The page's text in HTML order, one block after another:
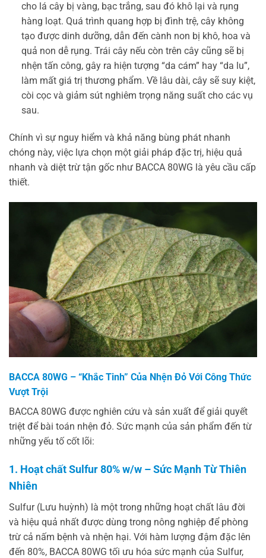
cho lá cây bị vàng, bạc trắng, sau đó khô lại và rụng
hàng loạt. Quá trình quang hợp bị đình trệ, cây không
tạo được dinh dưỡng, dẫn đến cành non bị khô, hoa và
quả non dễ rụng. Trái cây nếu còn trên cây cũng sẽ bị
nhện tấn công, gây ra hiện tượng “da cám” hay “da lu”,
làm mất giá trị thương phẩm. Về lâu dài, cây sẽ suy kiệt,
còi cọc và giảm sút nghiêm trọng năng suất cho các vụ
sau.
Chính vì sự nguy hiểm và khả năng bùng phát nhanh
chóng này, việc lựa chọn một giải pháp đặc trị, hiệu quả
nhanh và diệt trừ tận gốc như BACCA 80WG là yêu cầu cấp
thiết.
BACCA 80WG – “Khắc Tinh” Của Nhện Đỏ Với Công Thức
Vượt Trội
BACCA 80WG được nghiên cứu và sản xuất để giải quyết
triệt để bài toán nhện đỏ. Sức mạnh của sản phẩm đến từ
những yếu tố cốt lõi:
1. Hoạt chất Sulfur 80% w/w – Sức Mạnh Từ Thiên
Nhiên
Sulfur (Lưu huỳnh) là một trong những hoạt chất lâu đời
và hiệu quả nhất được dùng trong nông nghiệp để phòng
trừ cả nấm bệnh và nhện hại. Với hàm lượng đậm đặc lên
đến 80%, BACCA 80WG tối ưu hóa sức mạnh của Sulfur,